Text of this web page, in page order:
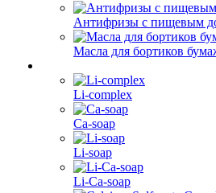
Антифризы с пищевым
Масла для бортиков
Li-complex
Ca-soap
Li-soap
Li-Ca-soap